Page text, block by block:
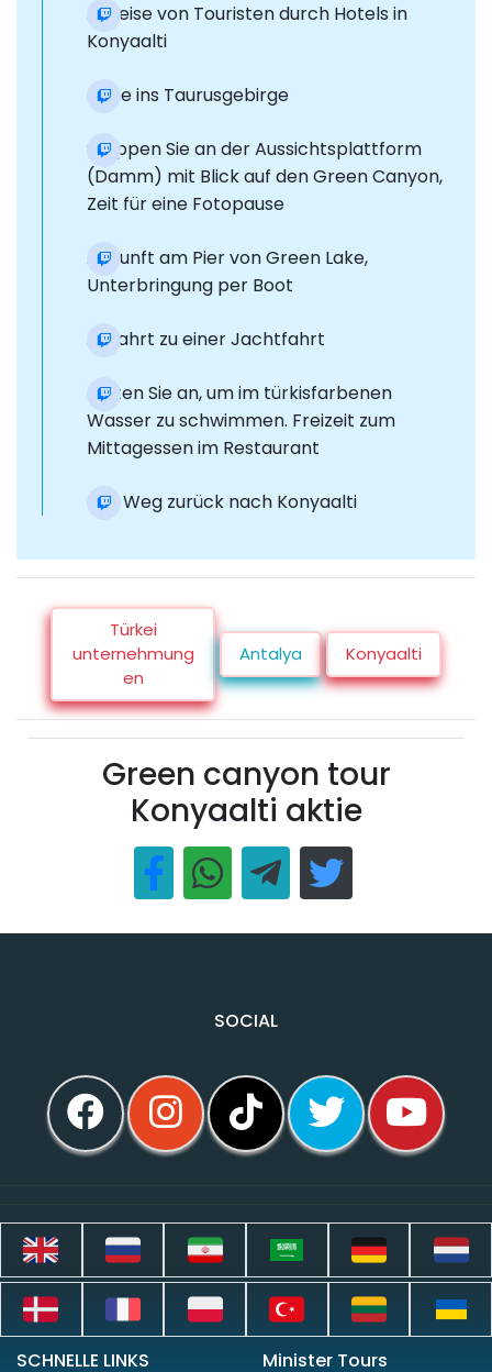
Abreise von Touristen durch Hotels in
Konyaalti
Reise ins Taurusgebirge
Stoppen Sie an der Aussichtsplattform
(Damm) mit Blick auf den Green Canyon,
Zeit für eine Fotopause
Ankunft am Pier von Green Lake,
Unterbringung per Boot
Abfahrt zu einer Jachtfahrt
Halten Sie an, um im türkisfarbenen
Wasser zu schwimmen. Freizeit zum
Mittagessen im Restaurant
Der Weg zurück nach Konyaalti
Türkei
unternehmung
en
Antalya Konyaalti
Green canyon tour
Konyaalti aktie
SOCIAL
SCHNELLE LINKS Minister Tours